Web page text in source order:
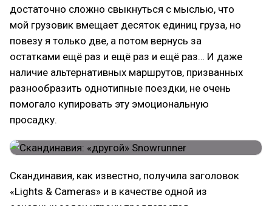
достаточно сложно свыкнуться с мыслью, что
мой грузовик вмещает десяток единиц груза, но
повезу я только две, а потом вернусь за
остатками ещё раз и ещё раз и ещё раз… И даже
наличие альтернативных маршрутов, призванных
разнообразить однотипные поездки, не очень
помогало купировать эту эмоциональную
просадку.
Скандинавия, как известно, получила заголовок
«Lights & Cameras» и в качестве одной из